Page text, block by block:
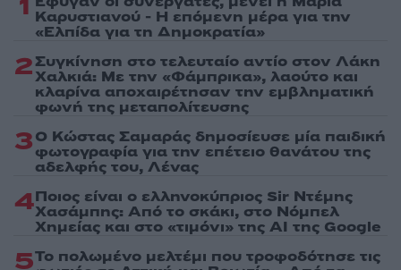
1 Καρυστιανού - Η επόμενη μέρα για την
«Ελπίδα για τη Δημοκρατία»
2Συγκίνηση στο τελευταίο αντίο στον Λάκη
Χαλκιά: Με την «Φάμπρικα», λαούτο και
κλαρίνα αποχαιρέτησαν την εμβληματική
φωνή της μεταπολίτευσης
3Ο Κώστας Σαμαράς δημοσίευσε μία παιδική
φωτογραφία για την επέτειο θανάτου της
αδελφής του, Λένας
4Ποιος είναι ο ελληνοκύπριος Sir Ντέμης
Χασάμπης: Από το σκάκι, στο Νόμπελ
Χημείας και στο «τιμόνι» της AI της Google
5Το πολωμένο μελτέμι που τροφοδότησε τις